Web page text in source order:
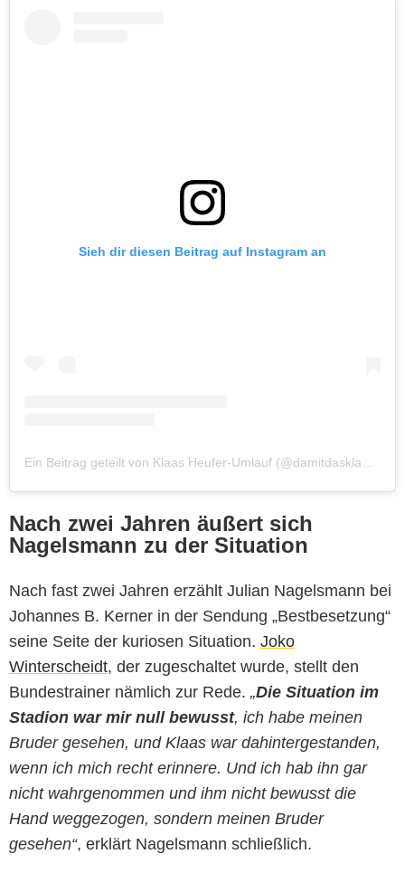
Sieh dir diesen Beitrag auf Instagram an
Ein Beitrag geteilt von Klaas Heufer-Umlauf (@damitdasklaasturbo)
Nach zwei Jahren äußert sich
Nagelsmann zu der Situation
Nach fast zwei Jahren erzählt Julian Nagelsmann bei
Johannes B. Kerner in der Sendung „Bestbesetzung“
seine Seite der kuriosen Situation. Joko
Winterscheidt, der zugeschaltet wurde, stellt den
Bundestrainer nämlich zur Rede. „Die Situation im
Stadion war mir null bewusst, ich habe meinen
Bruder gesehen, und Klaas war dahintergestanden,
wenn ich mich recht erinnere. Und ich hab ihn gar
nicht wahrgenommen und ihm nicht bewusst die
Hand weggezogen, sondern meinen Bruder
gesehen“, erklärt Nagelsmann schließlich.